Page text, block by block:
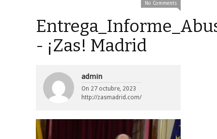
No Comments
- ¡Zas! Madrid
admin
On 27 octubre, 2023
http://zasmadrid.com/